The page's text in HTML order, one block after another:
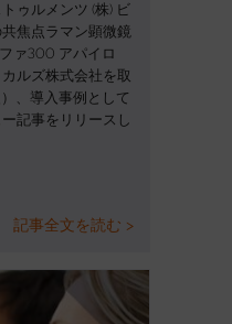
ゥルメンツ (株) ビ
焦点ラマン顕微鏡
ァ300 アパイロ
ルズ株式会社を取
、導入事例として
記事をリリースし
記事全文を読む >